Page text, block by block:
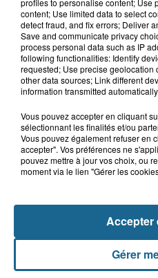
12h30
Basket :
commencer
A GAGNER
profiles to personalise content; Use
content; Use limited data to select
detect fraud, and fix errors; Deliver
Save and communicate privacy
process personal data such as IP
following functionalities: Identify
requested; Use precise geolocation
other data sources; Link different
information transmitted automatically.
Vous pouvez accepter en cliquant
sélectionnant les finalités et/ou
Vous pouvez également refuser en
accepter". Vos préférences ne
pouvez mettre à jour vos choix, ou
moment via le lien "Gérer les
Gérer
Accepter